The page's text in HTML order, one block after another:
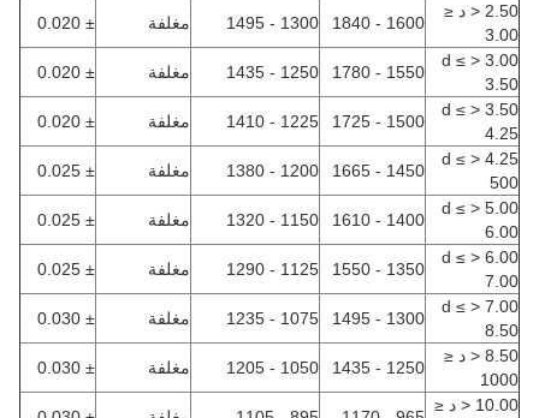
2.50 < د ≤
3.00
1600 - 1840
1300 - 1495 مغلفة
± 0.020
3.00 < d ≤
3.50
1550 - 1780
1250 - 1435 مغلفة
± 0.020
3.50 < d ≤
4.25
1500 - 1725
1225 - 1410 مغلفة
± 0.020
4.25 < d ≤
500
1450 - 1665
1200 - 1380 مغلفة
± 0.025
5.00 < d ≤
6.00
1400 - 1610
1150 - 1320 مغلفة
± 0.025
6.00 < d ≤
7.00
1350 - 1550
1125 - 1290 مغلفة
± 0.025
7.00 < d ≤
8.50
1300 - 1495
1075 - 1235 مغلفة
± 0.030
8.50 < د ≤
1000
1250 - 1435
1050 - 1205 مغلفة
± 0.030
10.00 < د ≤